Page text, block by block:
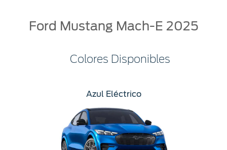
Ford Mustang Mach-E 2025
Colores Disponibles
Azul Eléctrico